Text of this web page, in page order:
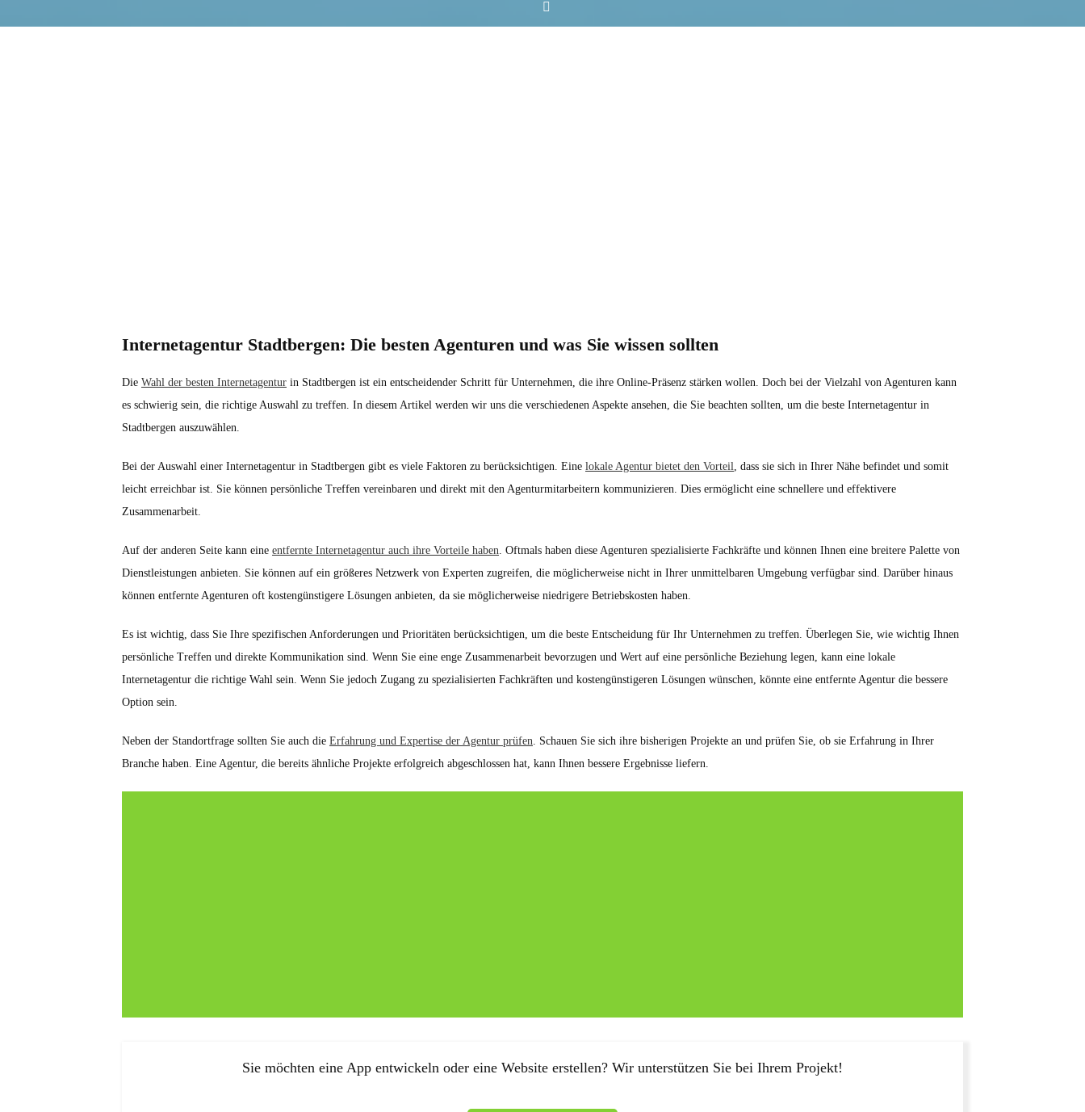
Internetagentur Stadtbergen: Die besten Agenturen und was Sie wissen sollten
Die Wahl der besten Internetagentur in Stadtbergen ist ein entscheidender Schritt für Unternehmen, die ihre Online-Präsenz stärken wollen. Doch bei der Vielzahl von Agenturen kann
es schwierig sein, die richtige Auswahl zu treffen. In diesem Artikel werden wir uns die verschiedenen Aspekte ansehen, die Sie beachten sollten, um die beste Internetagentur in
Stadtbergen auszuwählen.
Bei der Auswahl einer Internetagentur in Stadtbergen gibt es viele Faktoren zu berücksichtigen. Eine lokale Agentur bietet den Vorteil, dass sie sich in Ihrer Nähe befindet und somit
leicht erreichbar ist. Sie können persönliche Treffen vereinbaren und direkt mit den Agenturmitarbeitern kommunizieren. Dies ermöglicht eine schnellere und effektivere
Zusammenarbeit.
Auf der anderen Seite kann eine entfernte Internetagentur auch ihre Vorteile haben. Oftmals haben diese Agenturen spezialisierte Fachkräfte und können Ihnen eine breitere Palette von
Dienstleistungen anbieten. Sie können auf ein größeres Netzwerk von Experten zugreifen, die möglicherweise nicht in Ihrer unmittelbaren Umgebung verfügbar sind. Darüber hinaus
können entfernte Agenturen oft kostengünstigere Lösungen anbieten, da sie möglicherweise niedrigere Betriebskosten haben.
Es ist wichtig, dass Sie Ihre spezifischen Anforderungen und Prioritäten berücksichtigen, um die beste Entscheidung für Ihr Unternehmen zu treffen. Überlegen Sie, wie wichtig Ihnen
persönliche Treffen und direkte Kommunikation sind. Wenn Sie eine enge Zusammenarbeit bevorzugen und Wert auf eine persönliche Beziehung legen, kann eine lokale
Internetagentur die richtige Wahl sein. Wenn Sie jedoch Zugang zu spezialisierten Fachkräften und kostengünstigeren Lösungen wünschen, könnte eine entfernte Agentur die bessere
Option sein.
Neben der Standortfrage sollten Sie auch die Erfahrung und Expertise der Agentur prüfen. Schauen Sie sich ihre bisherigen Projekte an und prüfen Sie, ob sie Erfahrung in Ihrer
Branche haben. Eine Agentur, die bereits ähnliche Projekte erfolgreich abgeschlossen hat, kann Ihnen bessere Ergebnisse liefern.
Sie möchten eine App entwickeln oder eine Website erstellen? Wir unterstützen Sie bei Ihrem Projekt!